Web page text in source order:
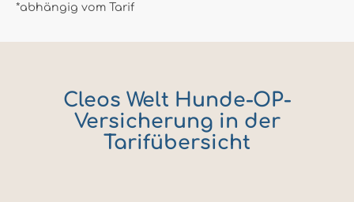
*abhängig vom Tarif
Cleos Welt Hunde-OP-
Versicherung in der
Tarifübersicht